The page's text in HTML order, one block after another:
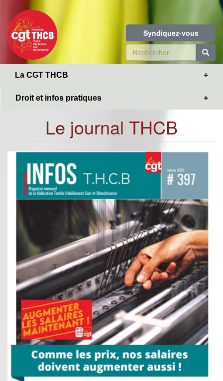
contenu
principal
Syndiquez-vous
Formulaire
de
La CGT THCB
Droit et infos pratiques
Le journal THCB